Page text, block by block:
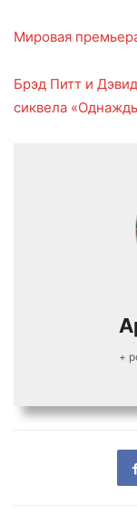
Мировая
Брэд Питт и
сиквела
+